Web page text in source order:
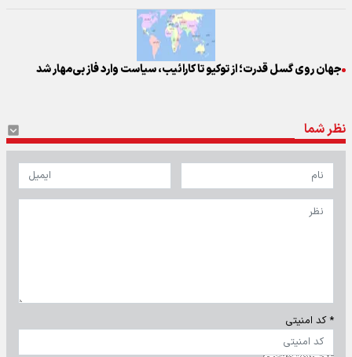
جهان روی گسل قدرت؛ از توکیو تا کارائیب، سیاست وارد فاز بی‌مهار شد
نظر شما
* کد امنیتی